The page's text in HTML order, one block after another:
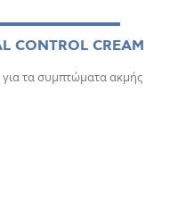
CONTROL CREAM
για τα συμπτώματα ακμής